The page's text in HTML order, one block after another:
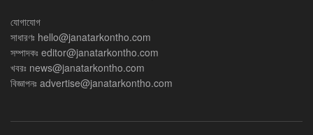
যোগাযোগ
সাধারণঃ hello@janatarkontho.com
সম্পাদকঃ editor@janatarkontho.com
খবরঃ news@janatarkontho.com
বিজ্ঞাপনঃ advertise@janatarkontho.com